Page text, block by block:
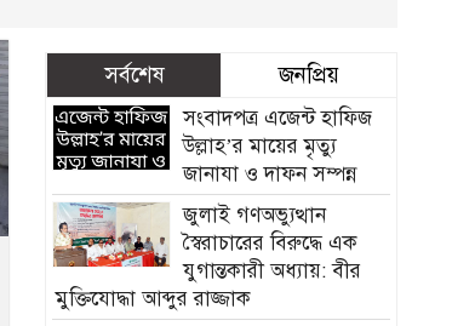
সর্বশেষ জনপ্রিয়
সংবাদপত্র এজেন্ট হাফিজ
উল্লাহ’র মায়ের মৃত্যু
জানাযা ও দাফন সম্পন্ন
জুলাই গণঅভ্যুত্থান
স্বৈরাচারের বিরুদ্ধে এক
যুগান্তকারী অধ্যায়: বীর
মুক্তিযোদ্ধা আব্দুর রাজ্জাক